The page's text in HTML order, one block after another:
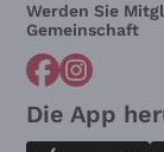
Werden Sie
Gemeinschaft
Die App